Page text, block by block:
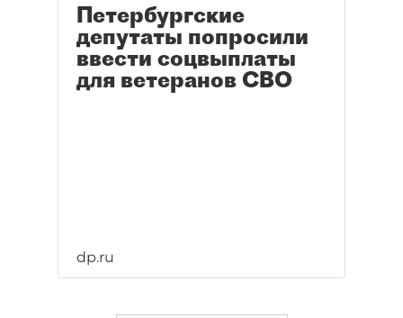
Петербургские
депутаты попросили
ввести соцвыплаты
для ветеранов СВО
dp.ru